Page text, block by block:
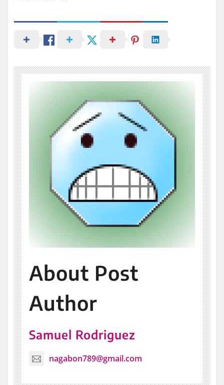
About Post
Author
Samuel Rodriguez
nagabon789@gmail.com